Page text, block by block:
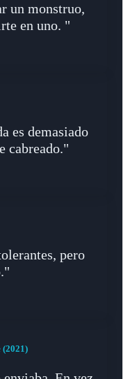
un monstruo,
en uno. "
es demasiado
cabreado."
pero
(2021)